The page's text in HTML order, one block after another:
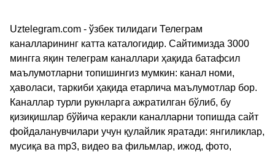
Uztelegram.com - ўзбек тилидаги Телеграм
каналларининг катта каталогидир. Сайтимизда 3000
мингга яқин телеграм каналлари ҳақида батафсил
маълумотларни топишингиз мумкин: канал номи,
ҳаволаси, таркиби ҳақида етарлича маълумотлар бор.
Каналлар турли рукнларга ажратилган бўлиб, бу
қизиқишлар бўйича керакли каналларни топишда сайт
фойдаланувчилари учун қулайлик яратади: янгиликлар,
мусиқа ва mp3, видео ва фильмлар, ижод, фото,